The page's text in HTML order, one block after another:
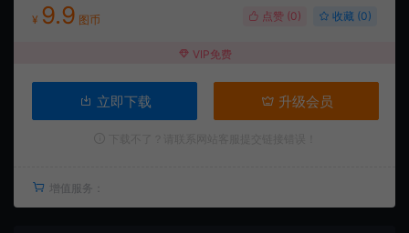
¥ 9.9 图币 点赞 (0) 收藏 (0)
VIP免费
立即下载 升级会员
增值服务：